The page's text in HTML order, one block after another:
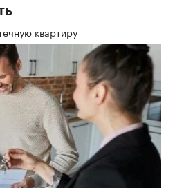
квартиру